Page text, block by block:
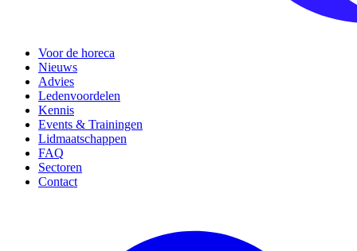
Voor de horeca
Nieuws
Advies
Ledenvoordelen
Kennis
Events & Trainingen
Lidmaatschappen
FAQ
Sectoren
Contact